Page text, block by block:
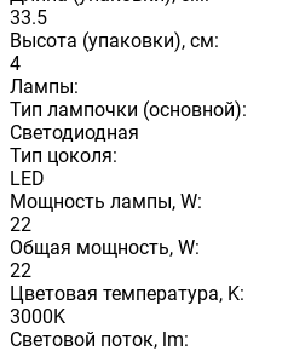
33.5
Высота (упаковки), см:
4
Лампы:
Тип лампочки (основной):
Светодиодная
Тип цоколя:
LED
Мощность лампы, W:
22
Общая мощность, W:
22
Цветовая температура, K:
3000K
Световой поток, lm: